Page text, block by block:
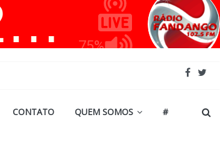
CONTATO QUEM SOMOS #